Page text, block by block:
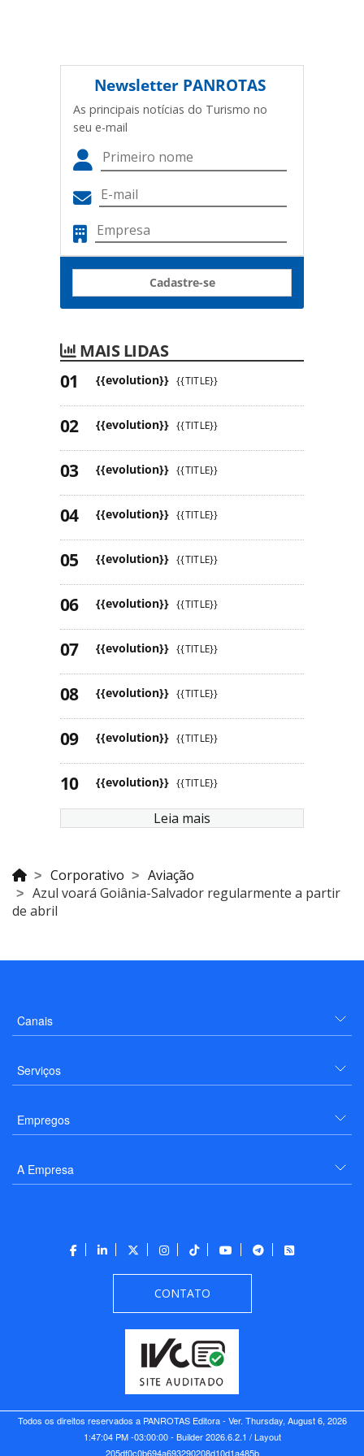
Newsletter PANROTAS
As principais notícias do Turismo no
seu e-mail
Cadastre-se
MAIS LIDAS
{{evolution}} {{TITLE}}
{{evolution}} {{TITLE}}
{{evolution}} {{TITLE}}
{{evolution}} {{TITLE}}
{{evolution}} {{TITLE}}
{{evolution}} {{TITLE}}
{{evolution}} {{TITLE}}
{{evolution}} {{TITLE}}
{{evolution}} {{TITLE}}
{{evolution}} {{TITLE}}
Leia mais
Corporativo
Aviação
Azul voará Goiânia-Salvador regularmente a partir
de abril
Canais
Serviços
Empregos
A Empresa
CONTATO
Todos os direitos reservados a PANROTAS Editora - Ver. Thursday, August 6, 2026
1:47:04 PM -03:00:00 - Builder 2026.6.2.1 / Layout
205df0c0b694a693290208d10d1a485b